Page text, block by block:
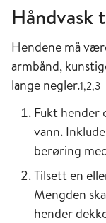
Hendene må
armbånd,
lange negler.1,2,3
Fukt hender
vann.
berøring
Tilsett en
Mengden
hender